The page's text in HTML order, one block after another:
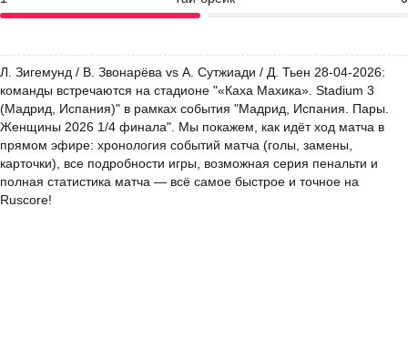
Л. Зигемунд / В. Звонарёва vs А. Сутжиади / Д. Тьен 28-04-2026:
команды встречаются на стадионе "«Каха Махика». Stadium 3
(Мадрид, Испания)" в рамках события "Мадрид, Испания. Пары.
Женщины 2026 1/4 финала". Мы покажем, как идёт ход матча в
прямом эфире: хронология событий матча (голы, замены,
карточки), все подробности игры, возможная серия пенальти и
полная статистика матча — всё самое быстрое и точное на
Ruscore!